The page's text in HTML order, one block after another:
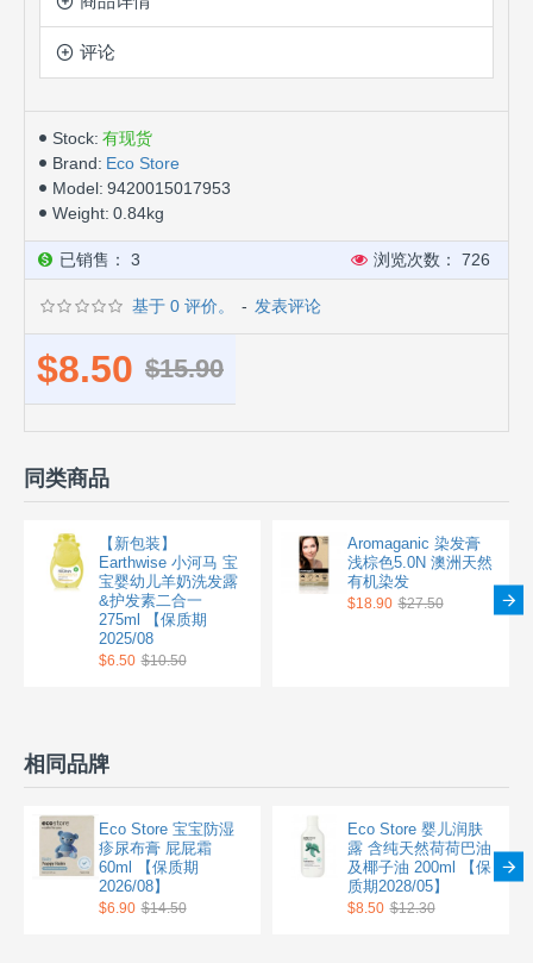
评论
Stock: 有现货
Brand: Eco Store
Model: 9420015017953
Weight: 0.84kg
已销售： 3 浏览次数： 726
基于 0 评价。 - 发表评论
$8.50 $15.90
同类商品
【新包装】
Earthwise 小河马 宝
宝婴幼儿羊奶洗发露
&护发素二合一
275ml 【保质期
2025/08
$6.50 $10.50
Aromaganic 染发膏
浅棕色5.0N 澳洲天然
有机染发
$18.90 $27.50
相同品牌
Eco Store 宝宝防湿
疹尿布膏 屁屁霜
60ml 【保质期
2026/08】
$6.90 $14.50
Eco Store 婴儿润肤
露 含纯天然荷荷巴油
及椰子油 200ml 【保
质期2028/05】
$8.50 $12.30